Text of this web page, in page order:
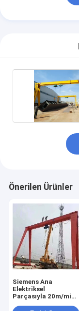
Önerilen Ürünler
Siemens Ana
Elektriksel
Parçasıyla 20m/min